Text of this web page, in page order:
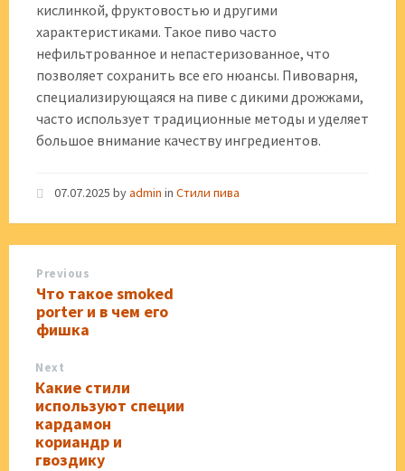
кислинкой, фруктовостью и другими
характеристиками. Такое пиво часто
нефильтрованное и непастеризованное, что
позволяет сохранить все его нюансы. Пивоварня,
специализирующаяся на пиве с дикими дрожжами,
часто использует традиционные методы и уделяет
большое внимание качеству ингредиентов.
07.07.2025 byadmin in Стили пива
Previous
Что такое smoked
porter и в чем его
фишка
Next
Какие стили
используют специи
кардамон
кориандр и
гвоздику